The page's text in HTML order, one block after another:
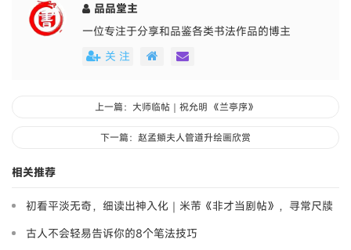
品品堂主
一位专注于分享和品鉴各类书法作品的博主
关 注
上一篇：大师临帖｜祝允明 《兰亭序》
下一篇：赵孟頫夫人管道升绘画欣赏
相关推荐
初看平淡无奇，细读出神入化｜米芾《非才当剧帖》，寻常尺牍
藏大道
古人不会轻易告诉你的8个笔法技巧